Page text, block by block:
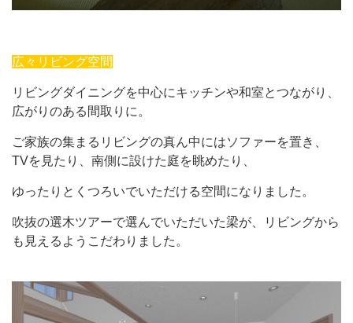
広々リビング空間
リビングダイニングを中心にキッチンや和室とつながり、
広がりのある間取りに。
ご家族の集まるリビングの真ん中にはソファーを置き、
TVを見たり、南側に設けた庭を眺めたり、
ゆったりとくつろいでいただける空間になりました。
吹抜の選木ツアーで選んでいただいた梁が、リビングから
も見えるようこだわりました。